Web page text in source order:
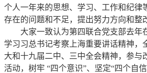
个人一年来的思想、学习、工作和纪律
存在的问题和不足，提出努力方向和整
大家一致认为第四联合党支部去年
学习习总书记考察上海重要讲话精神，
大和十九届二中、三中全会精神，参与
活动，树牢 “四个意识”、坚定“四个自